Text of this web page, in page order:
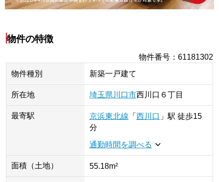
物件の特徴
物件番号 ：61181302
物件種別
新築一戸建て
所在地 埼玉県 川口市西川口 ６丁目
最寄駅 京浜東北線 「 西川口 」 駅 徒歩15
分
通勤時間を調べる
面積（土地） 55.18m²